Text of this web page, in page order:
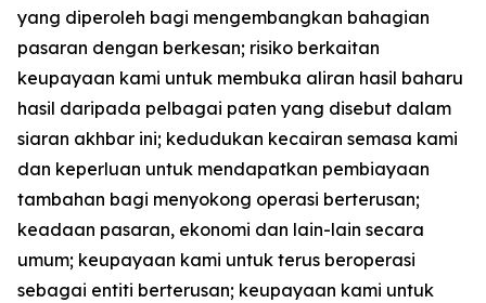
yang diperoleh bagi mengembangkan bahagian
pasaran dengan berkesan; risiko berkaitan
keupayaan kami untuk membuka aliran hasil baharu
hasil daripada pelbagai paten yang disebut dalam
siaran akhbar ini; kedudukan kecairan semasa kami
dan keperluan untuk mendapatkan pembiayaan
tambahan bagi menyokong operasi berterusan;
keadaan pasaran, ekonomi dan lain-lain secara
umum; keupayaan kami untuk terus beroperasi
sebagai entiti berterusan; keupayaan kami untuk